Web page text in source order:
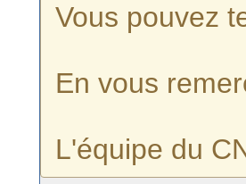
Vous pouvez
En vous
L'équipe du